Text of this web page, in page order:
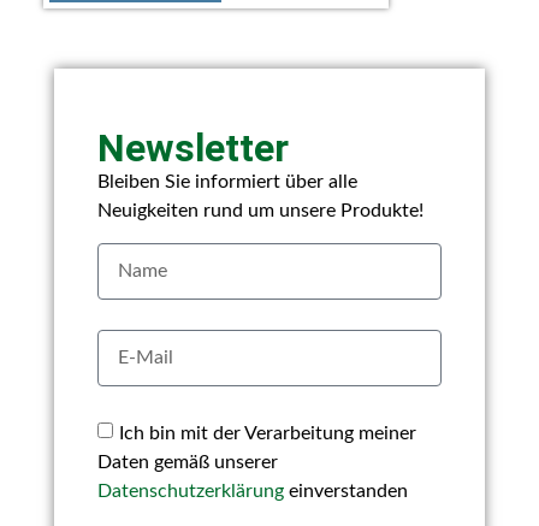
Newsletter
Bleiben Sie informiert über alle
Neuigkeiten rund um unsere Produkte!
Ich bin mit der Verarbeitung meiner
Daten gemäß unserer
Datenschutzerklärungeinverstanden